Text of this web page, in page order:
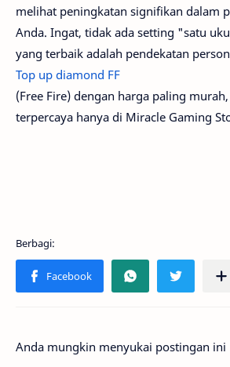
melihat peningkatan signifikan dalam
Anda. Ingat, tidak ada setting "satu
yang terbaik adalah pendekatan
Top up diamond FF
(Free Fire) dengan harga paling
terpercaya hanya di Miracle Gaming
Anda mungkin menyukai postingan ini